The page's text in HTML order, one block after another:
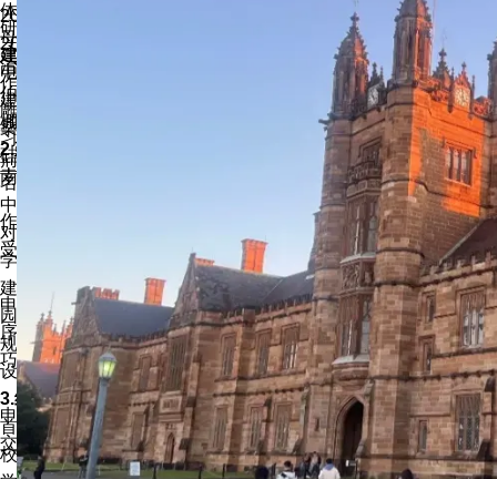
2021年QS世界大学建筑与建造环境学科：51-100；
2021年QS世界大学表演艺术学科：28;
电影学院、新闻学院全美全美排名：1；
建筑学院本科和研究院全美排名：5和9；
桑顿音乐学院是全美最高水准的音乐学院之一；
硅谷校友人数全美排名：4；世界顶尖计算机科学家入围人数排
名：4；
体艺术与技术的新浪潮。许多电影公司、知名校友在成名之后给
母校捐建了配备世界一流设施设备的电影电视中心。学校建有乔
治.卢卡斯教学楼、马西娅.卢卡斯后期制作大楼、史蒂文.斯皮尔
伯格电影配乐录音棚、哈罗德.劳埃德摄影棚、约翰尼.卡森摄影
棚等。
2.建筑专业（Architecture）
南加大建筑专业设立于1914年。在美国西部最古老的同类学校
中，建筑学院作为行业的领导者之一培养了杰出的毕业生，他们
对洛杉矶乃至世界各地的建筑业发展产生了深远的影响。
学位和认证课程如下：
建筑学学士、景观建筑学士、建筑学硕士、古迹保存硕士、风景
园林硕士、建筑技术科学硕士、建筑与规划双学位、景观设计与
规划双学位、建筑科学研究生证书、古迹保存研究生证书、景观
设计研究生证书、城市化与环境建设研究生证书
3.纯艺（Fine Art）
首建于1883年，南加大Roski美术学院是南加州最古老的艺术学
校。美术学院的视觉艺术实验领先于其他院校，鼓励学生跨学科
研究生作品集要求
建筑学院
作品集是展现自己天资和创意经验的机会，可以包含自由绘画、
雕塑、摄影、平面设计、家具、产品设计等等。有建筑方面的学
习经验的申请者应该在作品集里包含过去的建筑设计工作室模
型、专业作品或其他任何艺术/创意活动的绘画和摄影。
作品集应当包含10-25张数码图像，通过Slideroom上传，不接
受原件或印刷品。请勿在网上重复提交。
申请建筑科学专业还可以额外提交一份由论文、作品、电脑程
序、网址或其他材料组成的作品集，用于展现技术能力、研究技
巧或者相关的知识或天赋。
申请古迹保存专业必须提交一份写作样本。作品集非必需，但提
交的话会列为考虑。